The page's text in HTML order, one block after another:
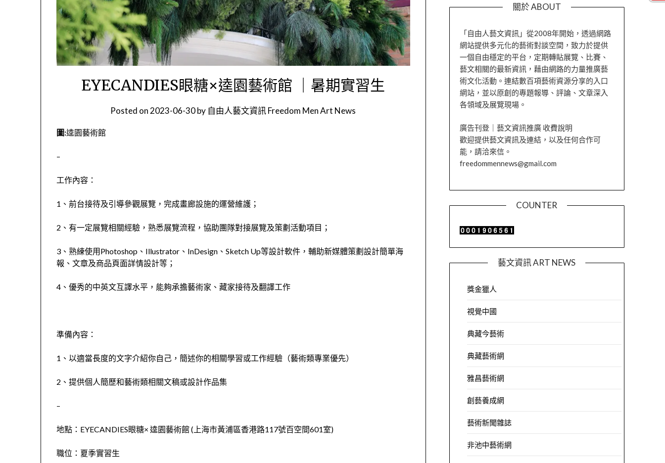
EYECANDIES眼糖×逵園藝術館 ｜暑期實習生
Posted on 2023-06-30by 自由人藝文資訊 Freedom Men Art News
圖:逵園藝術館
–
工作內容：
1、前台接待及引導參觀展覽，完成畫廊設施的運營維護；
2、有一定展覽相關經驗，熟悉展覽流程，協助團隊對接展覽及策劃活動項目；
3、熟練使用Photoshop、Illustrator、InDesign、Sketch Up等設計軟件，輔助新媒體策劃設計簡單海
報、文章及商品頁面詳情設計等；
4、優秀的中英文互譯水平，能夠承擔藝術家、藏家接待及翻譯工作
準備內容：
1、以適當長度的文字介紹你自己，簡述你的相關學習或工作經驗（藝術類專業優先）
2、提供個人簡歷和藝術類相關文稿或設計作品集
–
地點：EYECANDIES眼糖× 逵園藝術館 (上海市黃浦區香港路117號百空間601室)
職位：夏季實習生
關於 ABOUT
「自由人藝文資訊」從2008年開始，透過網路
網站提供多元化的藝術對談空間，致力於提供
一個自由穩定的平台，定期轉貼展覽、比賽、
藝文相關的最新資訊，藉由網路的力量推廣藝
術文化活動。連結數百項藝術資源分享的入口
網站，並以原創的專題報導、評論、文章深入
各領域及展覽現場。
廣告刊登｜藝文資訊推廣 收費說明
歡迎提供藝文資訊及連結，以及任何合作可
能，請洽來信。
freedommennews@gmail.com
COUNTER
藝文資訊 ART NEWS
獎金獵人
視覺中國
典藏今藝術
典藏藝術網
雅昌藝術網
創藝養成網
藝術新聞雜誌
非池中藝術網